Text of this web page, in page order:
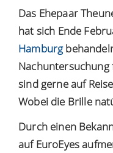
Das Ehepaar
hat sich Ende
Hamburg
Nachuntersuchung
sind gerne auf
Wobei die Brille
Durch einen
auf EuroEyes